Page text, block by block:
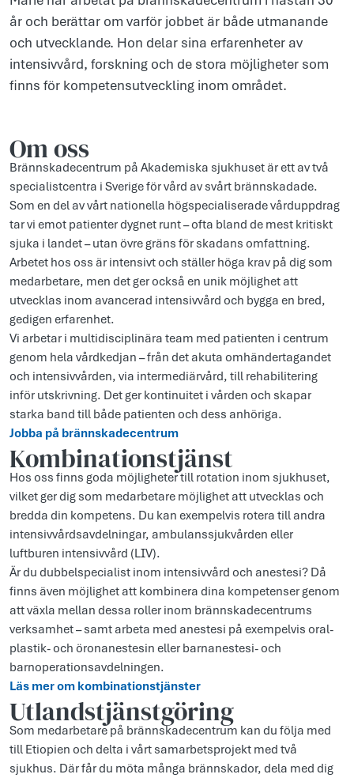
år och berättar om varför jobbet är både utmanande
och utvecklande. Hon delar sina erfarenheter av
intensivvård, forskning och de stora möjligheter som
finns för kompetensutveckling inom området.
Om oss
Brännskadecentrum på Akademiska sjukhuset är ett av två
specialistcentra i Sverige för vård av svårt brännskadade.
Som en del av vårt nationella högspecialiserade vårduppdrag
tar vi emot patienter dygnet runt – ofta bland de mest kritiskt
sjuka i landet – utan övre gräns för skadans omfattning.
Arbetet hos oss är intensivt och ställer höga krav på dig som
medarbetare, men det ger också en unik möjlighet att
utvecklas inom avancerad intensivvård och bygga en bred,
gedigen erfarenhet.
Vi arbetar i multidisciplinära team med patienten i centrum
genom hela vårdkedjan – från det akuta omhändertagandet
och intensivvården, via intermediärvård, till rehabilitering
inför utskrivning. Det ger kontinuitet i vården och skapar
starka band till både patienten och dess anhöriga.
Jobba på brännskadecentrum
Kombinationstjänst
Hos oss finns goda möjligheter till rotation inom sjukhuset,
vilket ger dig som medarbetare möjlighet att utvecklas och
bredda din kompetens. Du kan exempelvis rotera till andra
intensivvårdsavdelningar, ambulanssjukvården eller
luftburen intensivvård (LIV).
Är du dubbelspecialist inom intensivvård och anestesi? Då
finns även möjlighet att kombinera dina kompetenser genom
att växla mellan dessa roller inom brännskadecentrums
verksamhet – samt arbeta med anestesi på exempelvis oral-
plastik- och öronanestesin eller barnanestesi- och
barnoperationsavdelningen.
Läs mer om kombinationstjänster
Utlandstjänstgöring
Som medarbetare på brännskadecentrum kan du följa med
till Etiopien och delta i vårt samarbetsprojekt med två
sjukhus. Där får du möta många brännskador, dela med dig